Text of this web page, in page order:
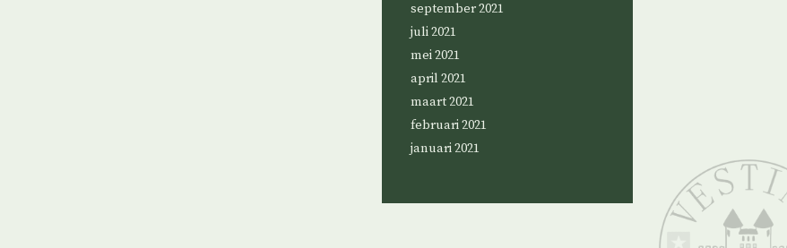
september 2021
juli 2021
mei 2021
april 2021
maart 2021
februari 2021
januari 2021